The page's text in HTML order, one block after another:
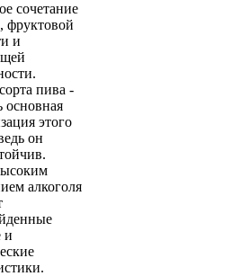
сочетание
фруктовой
и
пива -
основная
этого
он
алкоголя
и